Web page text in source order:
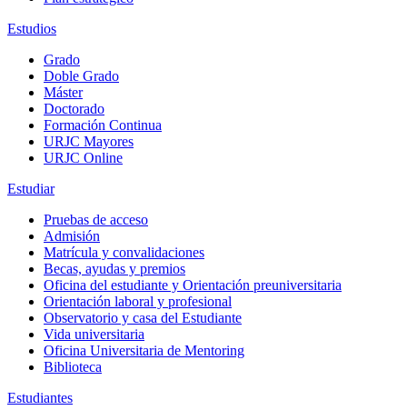
Estudios
Grado
Doble Grado
Máster
Doctorado
Formación Continua
URJC Mayores
URJC Online
Estudiar
Pruebas de acceso
Admisión
Matrícula y convalidaciones
Becas, ayudas y premios
Oficina del estudiante y Orientación preuniversitaria
Orientación laboral y profesional
Observatorio y casa del Estudiante
Vida universitaria
Oficina Universitaria de Mentoring
Biblioteca
Estudiantes